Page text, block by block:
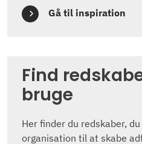
Gå til inspiration
Find
bruge
Her finder du redskaber,
organisation til at skabe